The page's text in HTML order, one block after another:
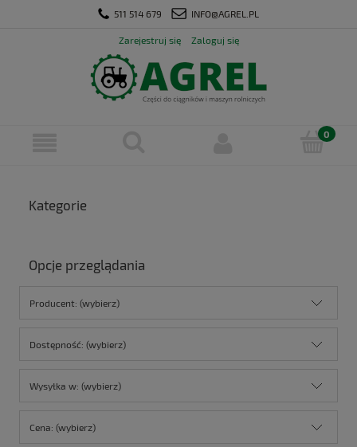
511 514 679 INFO@AGREL.PL
Zarejestruj się Zaloguj się
Kategorie
Opcje przeglądania
Producent: (wybierz)
Dostępność: (wybierz)
Wysyłka w: (wybierz)
Cena: (wybierz)